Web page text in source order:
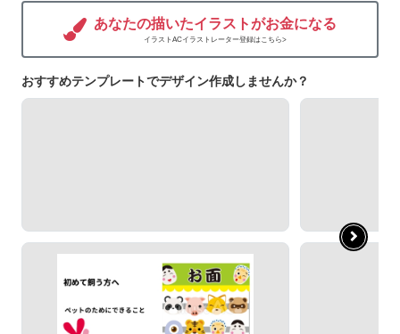
あなたの描いたイラストがお金になる
イラストACイラストレーター登録はこちら>
おすすめテンプレートでデザイン作成しませんか？